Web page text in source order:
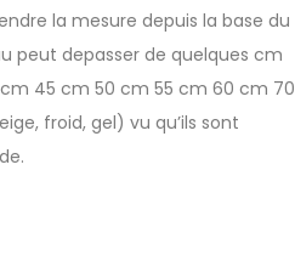
la mesure depuis la base du
peut depasser de quelques cm
45 cm 50 cm 55 cm 60 cm 70
froid, gel) vu qu’ils sont